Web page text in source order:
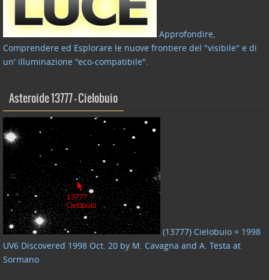
Approfondire,
Comprendere ed Esplorare le nuove frontiere del "visibile" e di
un' illuminazione "eco-compatibile".
Asteroide 13777 – Cielobuio
(13777) Cielobuio = 1998
UV6 Discovered 1998 Oct. 20 by M. Cavagna and A. Testa at
Sormano